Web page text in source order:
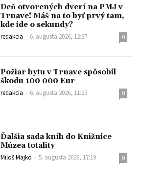
Deň otvorených dverí na PMJ v
Trnave! Máš na to byť prvý tam,
kde ide o sekundy?
redakcia - 6. augusta 2026, 12:27 0
Požiar bytu v Trnave spôsobil
škodu 100 000 Eur
redakcia - 6. augusta 2026, 11:25 0
Ďalšia sada kníh do Knižnice
Múzea totality
Miloš Majko - 5. augusta 2026, 17:19 0